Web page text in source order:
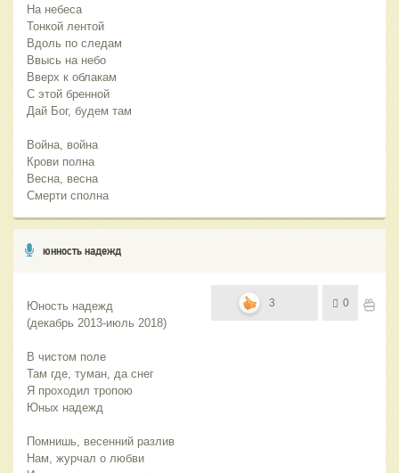
На небеса
Тонкой лентой
Вдоль по следам
Ввысь на небо
Вверх к облакам
С этой бренной
Дай Бог, будем там
Война, война
Крови полна
Весна, весна
Смерти сполна
юнность надежд
3 0